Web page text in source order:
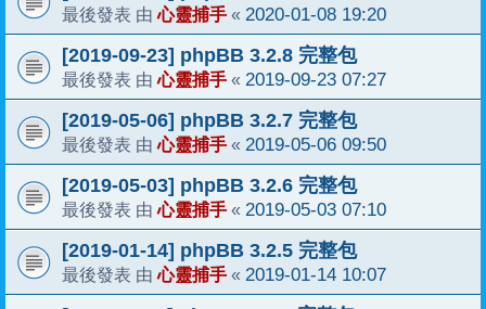
最後發表 由心靈捕手 « 2020-01-08 19:20
[2019-09-23] phpBB 3.2.8 完整包
最後發表 由心靈捕手 « 2019-09-23 07:27
[2019-05-06] phpBB 3.2.7 完整包
最後發表 由心靈捕手 « 2019-05-06 09:50
[2019-05-03] phpBB 3.2.6 完整包
最後發表 由心靈捕手 « 2019-05-03 07:10
[2019-01-14] phpBB 3.2.5 完整包
最後發表 由心靈捕手 « 2019-01-14 10:07